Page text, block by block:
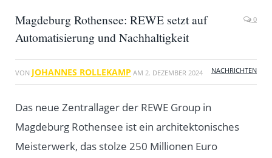
Magdeburg Rothensee: REWE setzt auf
Automatisierung und Nachhaltigkeit
0
VON JOHANNES ROLLEKAMP AM 2. DEZEMBER 2024 NACHRICHTEN
Das neue Zentrallager der REWE Group in
Magdeburg Rothensee ist ein architektonisches
Meisterwerk, das stolze 250 Millionen Euro